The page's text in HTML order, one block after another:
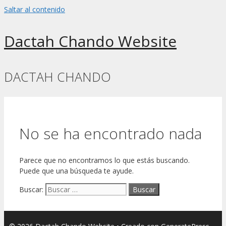
Saltar al contenido
Dactah Chando Website
DACTAH CHANDO
No se ha encontrado nada
Parece que no encontramos lo que estás buscando.
Puede que una búsqueda te ayude.
Buscar: